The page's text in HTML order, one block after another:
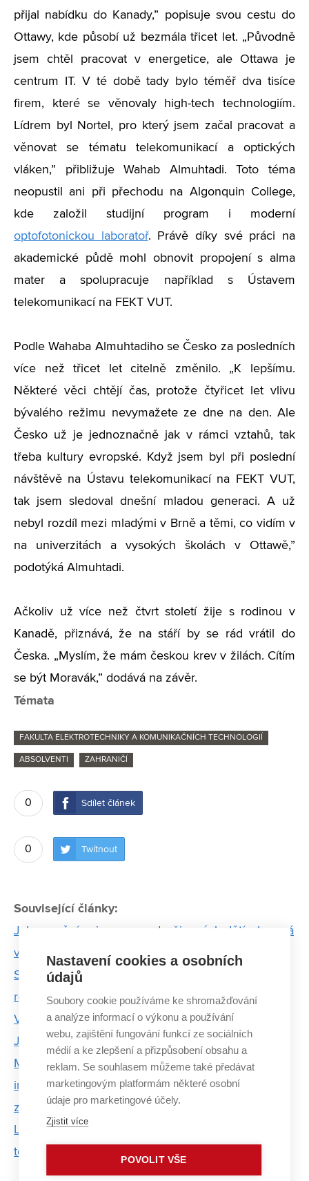
přijal nabídku do Kanady,” popisuje svou cestu do
Ottawy, kde působí už bezmála třicet let. „Původně
jsem chtěl pracovat v energetice, ale Ottawa je
centrum IT. V té době tady bylo téměř dva tisíce
firem, které se věnovaly high-tech technologiím.
Lídrem byl Nortel, pro který jsem začal pracovat a
věnovat se tématu telekomunikací a optických
vláken,” přibližuje Wahab Almuhtadi. Toto téma
neopustil ani při přechodu na Algonquin College,
kde založil studijní program i moderní
optofotonickou laboratoř. Právě díky své práci na
akademické půdě mohl obnovit propojení s alma
mater a spolupracuje například s Ústavem
telekomunikací na FEKT VUT.
Podle Wahaba Almuhtadiho se Česko za posledních
více než třicet let citelně změnilo. „K lepšímu.
Některé věci chtějí čas, protože čtyřicet let vlivu
bývalého režimu nevymažete ze dne na den. Ale
Česko už je jednoznačně jak v rámci vztahů, tak
třeba kultury evropské. Když jsem byl při poslední
návštěvě na Ústavu telekomunikací na FEKT VUT,
tak jsem sledoval dnešní mladou generaci. A už
nebyl rozdíl mezi mladými v Brně a těmi, co vidím v
na univerzitách a vysokých školách v Ottawě,”
podotýká Almuhtadi.
Ačkoliv už více než čtvrt století žije s rodinou v
Kanadě, přiznává, že na stáří by se rád vrátil do
Česka. „Myslím, že mám českou krev v žilách. Cítím
se být Moravák,” dodává na závěr.
Témata
FAKULTA ELEKTROTECHNIKY A KOMUNIKAČNÍCH TECHNOLOGIÍ
ABSOLVENTI ZAHRANIČÍ
0 Sdílet článek
0 Twítnout
Související články:
Jak se mění epigenom podvyživených dětí, zkoumá
v Americe absolventka FEKT VUT
Syřan Riad Awad: Studium na VUT byly nejhezčí
roky mého života
Víra je zcela logická věc, myslí si jáhen a pedagog
Jiří Maxa
Města musí do dopravních technologií soustavně
investovat. Jinak se stanou neprůjezdná, říká
zakladatel Cross Zlín
Lidé jsou zvědaví, jestli je auta přechytračí, ale jsou
to pořád jen věci
Nastavení cookies a osobních
údajů
Soubory cookie používáme ke shromažďování
a analýze informací o výkonu a používání
webu, zajištění fungování funkcí ze sociálních
médií a ke zlepšení a přizpůsobení obsahu a
reklam. Se souhlasem můžeme také předávat
marketingovým platformám některé osobní
údaje pro marketingové účely.
Zjistit více
POVOLIT VŠE